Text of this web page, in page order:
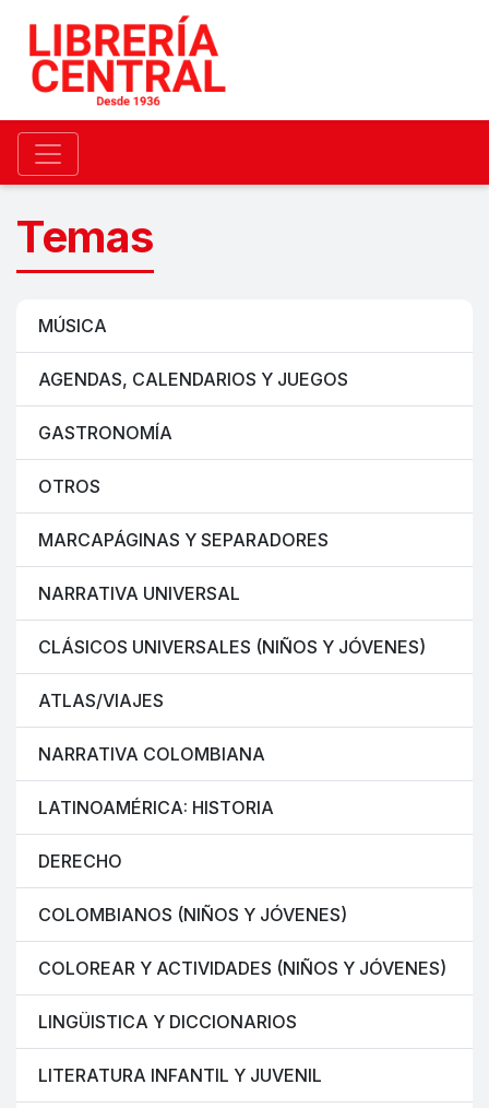
Temas
MÚSICA
AGENDAS, CALENDARIOS Y JUEGOS
GASTRONOMÍA
OTROS
MARCAPÁGINAS Y SEPARADORES
NARRATIVA UNIVERSAL
CLÁSICOS UNIVERSALES (NIÑOS Y JÓVENES)
ATLAS/VIAJES
NARRATIVA COLOMBIANA
LATINOAMÉRICA: HISTORIA
DERECHO
COLOMBIANOS (NIÑOS Y JÓVENES)
COLOREAR Y ACTIVIDADES (NIÑOS Y JÓVENES)
LINGÜISTICA Y DICCIONARIOS
LITERATURA INFANTIL Y JUVENIL